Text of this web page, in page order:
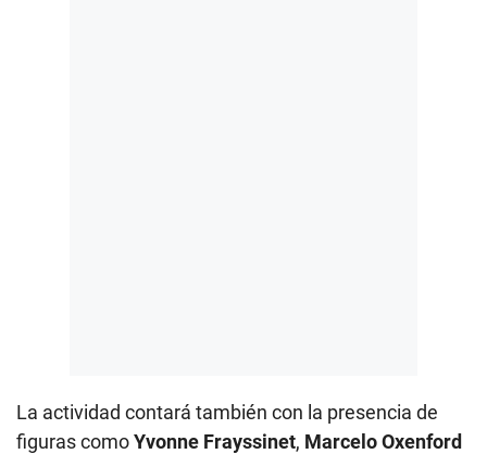
La actividad contará también con la presencia de
figuras comoYvonne Frayssinet, Marcelo Oxenford